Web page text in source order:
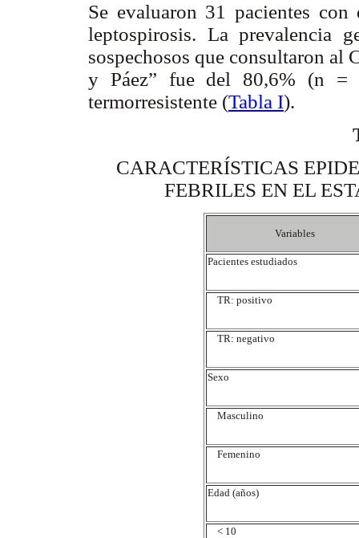
Se evaluaron 31 pacientes
leptospirosis. La prevalencia
sospechosos que consultaron
y Páez” fue del 80,6% (n =
termorresistente (Tabla I).
CARACTERÍSTICAS
FEBRILES EN EL
Variables
Pacientes estudiados
TR: positivo
TR: negativo
Sexo
Masculino
Femenino
Edad (años)
< 10